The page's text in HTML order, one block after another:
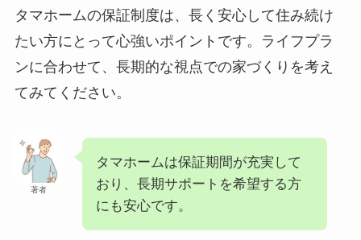
タマホームの保証制度は、長く安心して住み続け
たい方にとって心強いポイントです。ライフプラ
ンに合わせて、長期的な視点での家づくりを考え
てみてください。
著者
タマホームは保証期間が充実して
おり、長期サポートを希望する方
にも安心です。